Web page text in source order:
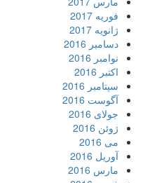
فوریه 2017
ژانویه 2017
دسامبر 2016
نوامبر 2016
اکتبر 2016
سپتامبر 2016
آگوست 2016
جولای 2016
ژوئن 2016
می 2016
آوریل 2016
مارس 2016